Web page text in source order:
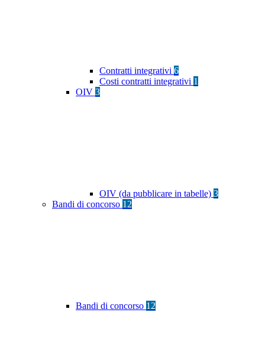
Contratti integrativi 6
Costi contratti integrativi 1
OIV 3
OIV (da pubblicare in tabelle) 3
Bandi di concorso 12
Bandi di concorso 12